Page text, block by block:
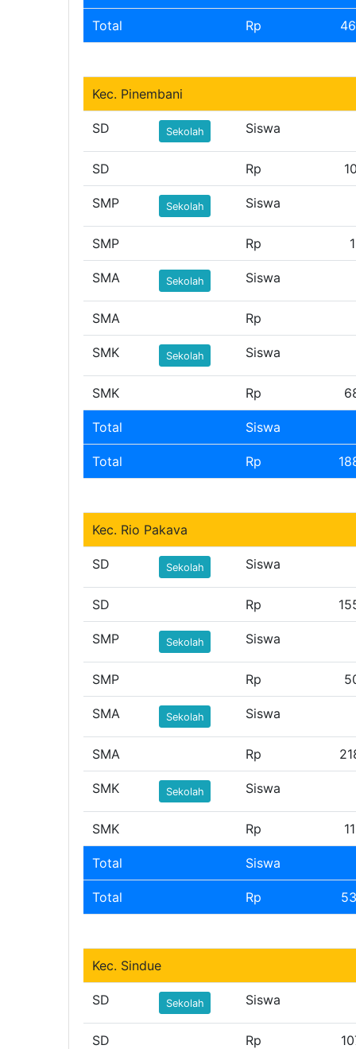
Total Rp
Kec. Pinembani
SD Sekolah Siswa
SD Rp
SMP Sekolah Siswa
SMP Rp
SMA Sekolah Siswa
SMA Rp
SMK Sekolah Siswa
SMK Rp
Total Siswa
Total Rp
Kec. Rio Pakava
SD Sekolah Siswa
SD Rp
SMP Sekolah Siswa
SMP Rp
SMA Sekolah Siswa
SMA Rp
SMK Sekolah Siswa
SMK Rp
Total Siswa
Total Rp
Kec. Sindue
SD Sekolah Siswa
SD Rp